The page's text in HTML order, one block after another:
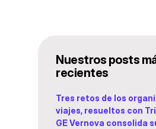
Nuestros posts
recientes
Tres retos de los
viajes, resueltos con
GE Vernova consolida